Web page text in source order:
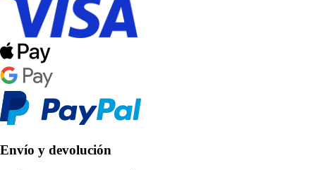
Envío y devolución